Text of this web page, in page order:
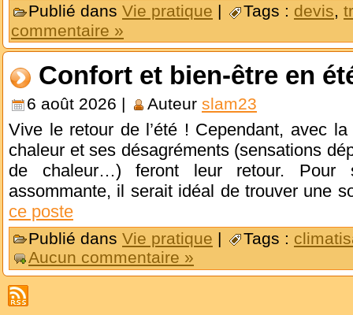
Publié dans Vie pratique | Tags : devis,
commentaire »
Confort et bien-être en
6 août 2026 | Auteur slam23
Vive le retour de l’été ! Cependant, avec
chaleur et ses désagréments (sensations
de chaleur…) feront leur retour. Pour
assommante, il serait idéal de trouver une
ce poste
Publié dans Vie pratique | Tags :
Aucun commentaire »